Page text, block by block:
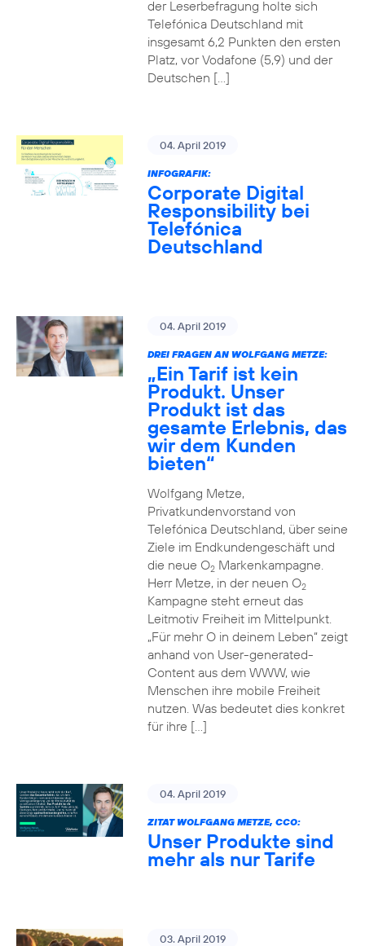
der Leserbefragung holte sich
Telefónica Deutschland mit
insgesamt 6,2 Punkten den ersten
Platz, vor Vodafone (5,9) und der
Deutschen […]
04. April 2019
INFOGRAFIK:
Corporate Digital
Responsibility bei
Telefónica
Deutschland
04. April 2019
DREI FRAGEN AN WOLFGANG METZE:
„Ein Tarif ist kein
Produkt. Unser
Produkt ist das
gesamte Erlebnis, das
wir dem Kunden
bieten“
Wolfgang Metze,
Privatkundenvorstand von
Telefónica Deutschland, über seine
Ziele im Endkundengeschäft und
die neue O2Markenkampagne.
Herr Metze, in der neuen O2
Kampagne steht erneut das
Leitmotiv Freiheit im Mittelpunkt.
„Für mehr O in deinem Leben“ zeigt
anhand von User-generated-
Content aus dem WWW, wie
Menschen ihre mobile Freiheit
nutzen. Was bedeutet dies konkret
für ihre […]
04. April 2019
ZITAT WOLFGANG METZE, CCO:
Unser Produkte sind
mehr als nur Tarife
03. April 2019